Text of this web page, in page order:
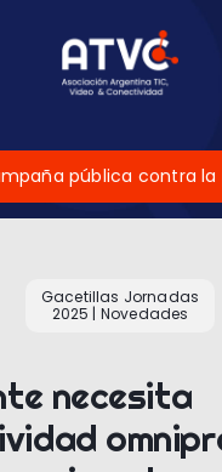
pública contra la
Gacetillas Jornadas
2025 | Novedades
necesita